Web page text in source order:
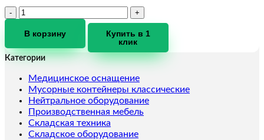
Количество
Зонт
вытяжной
2000
мм
В корзину
Купить в 1
клик
Категории
Медицинское оснащение
Мусорные контейнеры классические
Нейтральное оборудование
Производственная мебель
Складская техника
Складское оборудование